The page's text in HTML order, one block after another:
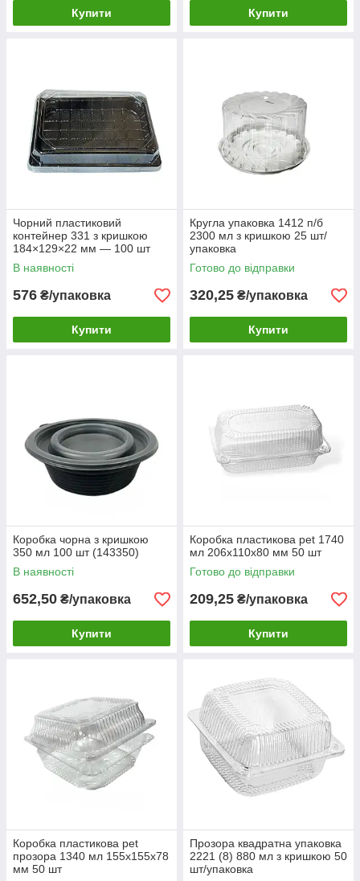
Купити Купити
Чорний пластиковий
контейнер 331 з кришкою
184×129×22 мм — 100 шт
В наявності
576 ₴/упаковка
Купити
Кругла упаковка 1412 п/б
2300 мл з кришкою 25 шт/
упаковка
Готово до відправки
320,25 ₴/упаковка
Купити
Коробка чорна з кришкою
350 мл 100 шт (143350)
В наявності
652,50 ₴/упаковка
Купити
Коробка пластикова pet 1740
мл 206х110х80 мм 50 шт
Готово до відправки
209,25 ₴/упаковка
Купити
Коробка пластикова pet
прозора 1340 мл 155х155х78
мм 50 шт
Прозора квадратна упаковка
2221 (8) 880 мл з кришкою 50
шт/упаковка